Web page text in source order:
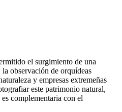
el surgimiento de una
observación de orquídeas
y empresas extremeñas
este patrimonio natural,
complementaria con el